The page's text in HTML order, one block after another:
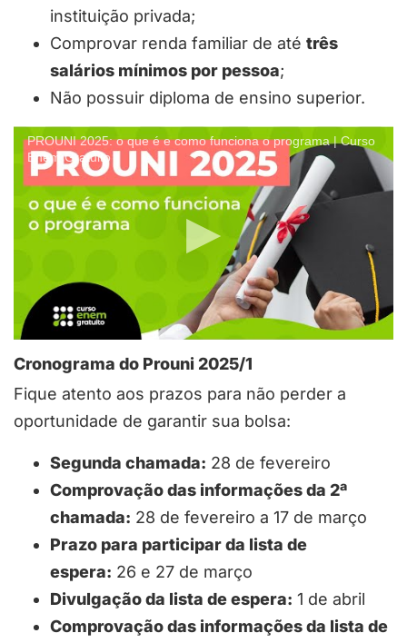
instituição privada;
Comprovar renda familiar de até três
salários mínimos por pessoa;
Não possuir diploma de ensino superior.
PROUNI 2025: o que é e como funciona o programa | Curso
Enem Gratuito
Cronograma do Prouni 2025/1
Fique atento aos prazos para não perder a
oportunidade de garantir sua bolsa:
Segunda chamada: 28 de fevereiro
Comprovação das informações da 2ª
chamada: 28 de fevereiro a 17 de março
Prazo para participar da lista de
espera: 26 e 27 de março
Divulgação da lista de espera: 1 de abril
Comprovação das informações da lista de